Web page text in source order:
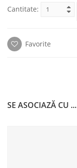
Cantitate:
Favorite
SE ASOCIAZĂ CU ...